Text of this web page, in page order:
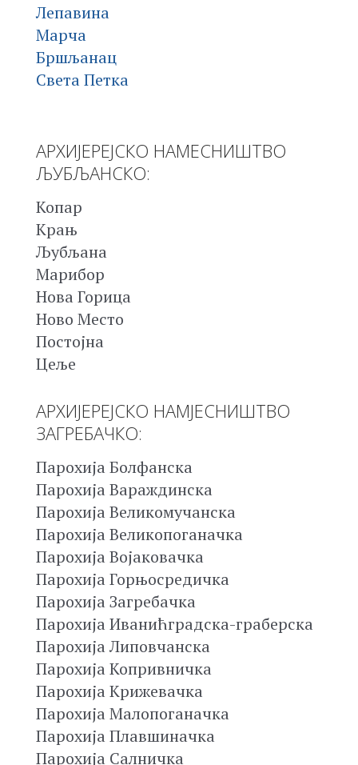
Лепавина
Марча
Бршљанац
Света Петка
АРХИЈЕРЕЈСКО НАМЕСНИШТВО
ЉУБЉАНСКО:
Копар
Крањ
Љубљана
Марибор
Нова Горица
Ново Место
Постојна
Цеље
АРХИЈЕРЕЈСКО НАМЈЕСНИШТВО
ЗАГРЕБАЧКО:
Парохија Болфанска
Парохија Вараждинска
Парохија Великомучанска
Парохија Великопоганачка
Парохија Војаковачка
Парохија Горњосредичка
Парохија Загребачка
Парохија Иванићградска-граберска
Парохија Липовчанска
Парохија Копривничка
Парохија Крижевачка
Парохија Малопоганачка
Парохија Плавшиначка
Парохија Салничка